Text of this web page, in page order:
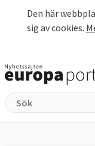
Den här
sig av cookies.